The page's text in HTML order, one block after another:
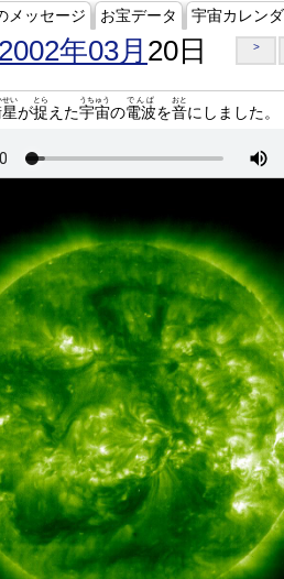
メッセージ お宝データ 宇宙カレン
2002年03月 20日 >
せい
が捉
とら
えた宇宙
うちゅう
の電波
でんぱ
を音
おと
にしました。